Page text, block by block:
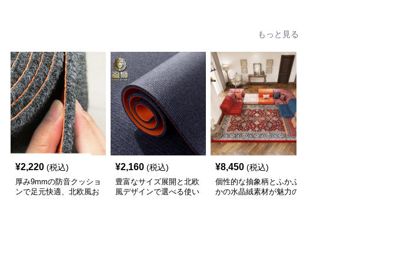
もっと見る
¥2,220 (税込)
厚み9mmの防音クッショ
ンで足元快適、北欧風お
¥2,160 (税込)
豊富なサイズ展開と北欧
風デザインで選べる使い
¥8,450 (税込)
個性的な抽象柄とふかふ
かの水晶絨素材が魅力の